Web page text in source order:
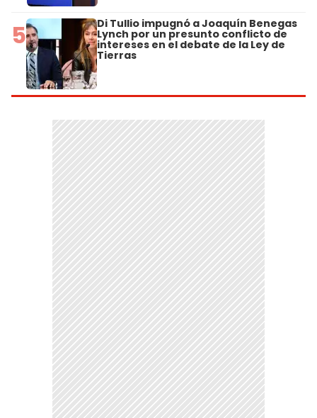
5 Di Tullio impugnó a Joaquín Benegas
Lynch por un presunto conflicto de
intereses en el debate de la Ley de
Tierras